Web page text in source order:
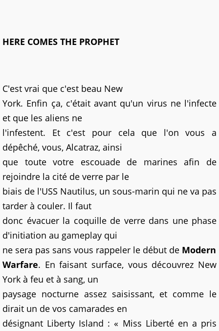
HERE COMES THE PROPHET
C'est vrai que c'est beau New
York. Enfin ça, c'était avant qu'un virus ne l'infecte
et que les aliens ne
l'infestent. Et c'est pour cela que l'on vous a
dépêché, vous, Alcatraz, ainsi
que toute votre escouade de marines afin de
rejoindre la cité de verre par le
biais de l'USS Nautilus, un sous-marin qui ne va pas
tarder à couler. Il faut
donc évacuer la coquille de verre dans une phase
d'initiation au gameplay qui
ne sera pas sans vous rappeler le début de Modern
Warfare. En faisant surface, vous découvrez New
York à feu et à sang, un
paysage nocturne assez saisissant, et comme le
dirait un de vos camarades en
désignant Liberty Island : « Miss Liberté en a pris